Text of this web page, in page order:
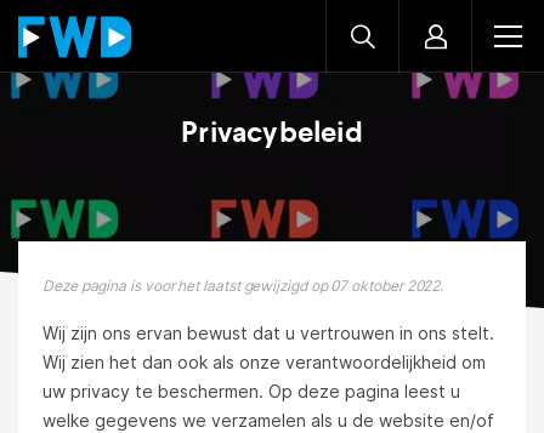
Privacybeleid
Deze pagina is voor het laatst gewijzigd op 07 oktober 2022.
Wij zijn ons ervan bewust dat u vertrouwen in ons stelt.
Wij zien het dan ook als onze verantwoordelijkheid om
uw privacy te beschermen. Op deze pagina leest u
welke gegevens we verzamelen als u de website en/of